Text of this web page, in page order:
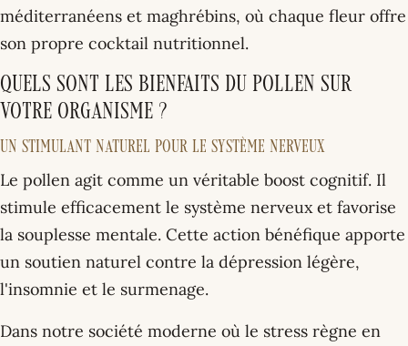
méditerranéens et maghrébins, où chaque fleur offre
son propre cocktail nutritionnel.
Quels sont les bienfaits du pollen sur
votre organisme ?
Un stimulant naturel pour le système nerveux
Le pollen agit comme un véritable boost cognitif. Il
stimule efficacement le système nerveux et favorise
la souplesse mentale. Cette action bénéfique apporte
un soutien naturel contre la dépression légère,
l'insomnie et le surmenage.
Dans notre société moderne où le stress règne en